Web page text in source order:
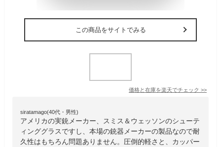
この商品をサイトでみる
価格と在庫を楽天でチェック >>
siratamago(40代・男性)
アメリカの実銃メーカー、スミス＆ウェッソンのシューテ
ィンググラスですし、本場の銃器メーカーの製品なので耐
久性はもちろん問題ありません。圧倒的軽さと、カッパー